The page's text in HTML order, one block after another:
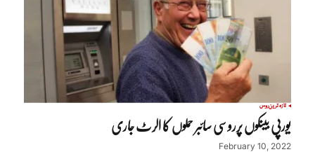
تازہ ترینروس
یورپی بینکوں پرروسی سائبر حملوں کا الرٹ جاری
February 10, 2022